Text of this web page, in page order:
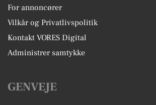
For annoncører
Vilkår og Privatlivspolitik
Kontakt VORES Digital
Administrer samtykke
GENVEJE